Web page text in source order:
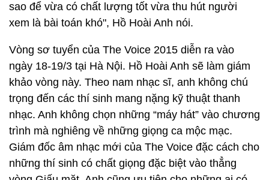
sao để vừa có chất lượng tốt vừa thu hút người
xem là bài toán khó", Hồ Hoài Anh nói.
Vòng sơ tuyển của The Voice 2015 diễn ra vào
ngày 18-19/3 tại Hà Nội. Hồ Hoài Anh sẽ làm giám
khảo vòng này. Theo nam nhạc sĩ, anh không chú
trọng đến các thí sinh mang nặng kỹ thuật thanh
nhạc. Anh không chọn những “máy hát” vào chương
trình mà nghiêng về những giọng ca mộc mạc.
Giám đốc âm nhạc mới của The Voice đặc cách cho
những thí sinh có chất giọng đặc biệt vào thẳng